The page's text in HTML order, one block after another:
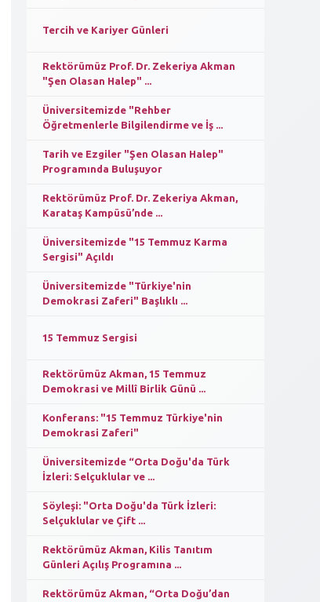
Tercih ve Kariyer Günleri
Rektörümüz Prof. Dr. Zekeriya Akman
"Şen Olasan Halep" ...
Üniversitemizde "Rehber
Öğretmenlerle Bilgilendirme ve İş ...
Tarih ve Ezgiler "Şen Olasan Halep"
Programında Buluşuyor
Rektörümüz Prof. Dr. Zekeriya Akman,
Karataş Kampüsü’nde ...
Üniversitemizde "15 Temmuz Karma
Sergisi" Açıldı
Üniversitemizde "Türkiye'nin
Demokrasi Zaferi" Başlıklı ...
15 Temmuz Sergisi
Rektörümüz Akman, 15 Temmuz
Demokrasi ve Millî Birlik Günü ...
Konferans: "15 Temmuz Türkiye'nin
Demokrasi Zaferi"
Üniversitemizde “Orta Doğu'da Türk
İzleri: Selçuklular ve ...
Söyleşi: "Orta Doğu'da Türk İzleri:
Selçuklular ve Çift ...
Rektörümüz Akman, Kilis Tanıtım
Günleri Açılış Programına ...
Rektörümüz Akman, “Orta Doğu’dan